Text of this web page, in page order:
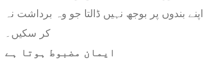
اپنے بندوں پر بوجھ نہیں ڈالتا جو وہ برداشت نہ
کر سکیں۔
ایمان مضبوط ہوتا ہے